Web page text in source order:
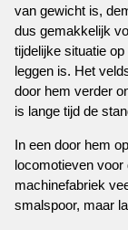
van gewicht is,
dus gemakkelijk
tijdelijke situatie
leggen is. Het
door hem verder
is lange tijd de
In een door hem
locomotieven
machinefabriek
smalspoor, maar